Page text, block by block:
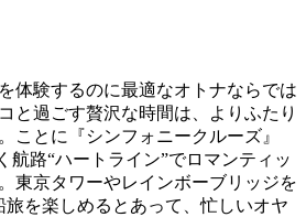
体験するのに最適なオトナならでは
と過ごす贅沢な時間は、よりふたり
ことに『シンフォニークルーズ』
航路“ハートライン”でロマンティッ
東京タワーやレインボーブリッジを
を楽しめるとあって、忙しいオヤ